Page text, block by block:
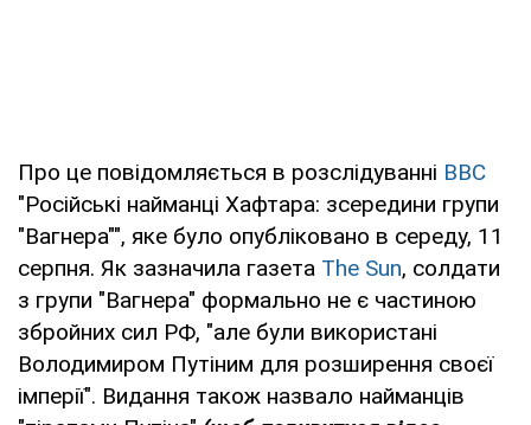
Про це повідомляється в розслідуванні ВВС
"Російські найманці Хафтара: зсередини групи
"Вагнера"", яке було опубліковано в середу, 11
серпня. Як зазначила газета The Sun, солдати
з групи "Вагнера" формально не є частиною
збройних сил РФ, "але були використані
Володимиром Путіним для розширення своєї
імперії". Видання також назвало найманців